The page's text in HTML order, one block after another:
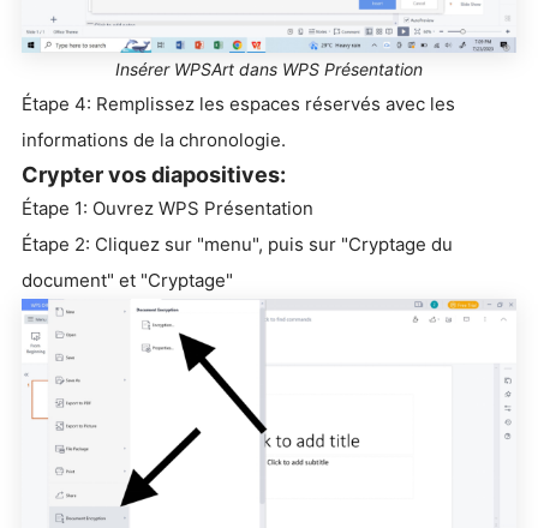
Insérer WPSArt dans WPS Présentation
Étape 4: Remplissez les espaces réservés avec les
informations de la chronologie.
Crypter vos diapositives:
Étape 1: Ouvrez WPS Présentation
Étape 2: Cliquez sur "menu", puis sur "Cryptage du
document" et "Cryptage"